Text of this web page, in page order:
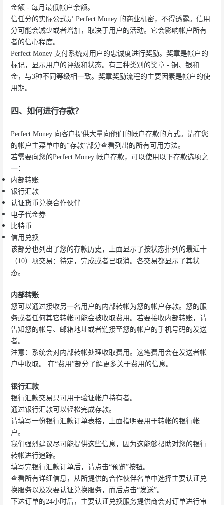
金额 - 每月最低帐户余额。
信任分的实际公式是 Perfect Money 的商业机密，不得透露。信用
分可能会减少或者增加，取决于用户的活动。它会影响帐户所有
者的信心程度。
Perfect Money 支付系统对用户的忠诚度进行奖励。奖章是帐户的
标记，显示用户的评级和状态。有三种类别的奖章 - 铜、银和
金，与3种不同等级相一致。奖章奖励流程的主要因素是帐户的使
用期。
四、如何进行存款？
Perfect Money 向客户提供大量向他们的帐户存款的方式。请在您
的帐户主菜单中的“存款”部分查看列出的所有可用方法。
若需要向您的Perfect Money 帐户存款，可以使用以下存款选项之
一：
内部转账
银行汇款
认证货币兑换合作伙伴
电子代金券
比特币
信用兑换
该部分也列出了您的存款历史，上面显示了按状态排列的最近十
（10）项交易：待定，完成或者已取消。各交易都显示了其状
态。
内部转账
您可以通过接收另一名用户的内部转帐为您的帐户存款。您的服
务或者任何其它转帐可能会被收取费用。若要接收内部转账，请
告知您的帐号、邮箱地址或者链接至您的帐户的手机号码的发送
者。
注意：系统会对内部转帐处理收取费用。这笔费用会在发送者帐
户中收取。 在“费用”部分了解更多关于费用的信息。
银行汇款
银行汇款交易只可用于验证帐户持有者。
通过银行汇款可以轻松完成存款。
请填写一份银行汇款订单表格，上面指明要用于转帐的银行帐
户。
我们强烈建议尽可能提供这些信息，因为这能够帮助对您的银行
转帐进行追踪。
填写完银行汇款订单后，请点击“预览”按钮。
查看所有详细信息，从所提供的合作伙伴名单中选择主要认证兑
换服务以及次要认证兑换服务，而后点击“发送”。
下达订单的24小时后，主要认证兑换服务提供商会对订单进行审